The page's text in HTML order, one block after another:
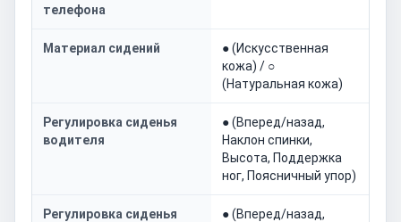
телефона
Материал сидений
● (Искусственная
кожа) / ○
(Натуральная кожа)
Регулировка сиденья
водителя
● (Вперед/назад,
Наклон спинки,
Высота, Поддержка
ног, Поясничный упор)
Регулировка сиденья
● (Вперед/назад,